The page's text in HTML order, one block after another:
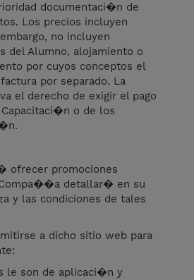
documentaci�n de
Los precios incluyen
no incluyen
del Alumno, alojamiento o
por cuyos conceptos el
por separado. La
el derecho de exigir el pago
o de los
ofrecer promociones
detallar� en su
y las condiciones de tales
a dicho sitio web para
le son de aplicaci�n y